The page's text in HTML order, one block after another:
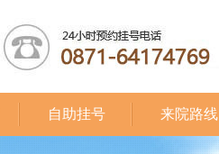
自助挂号 来院路线